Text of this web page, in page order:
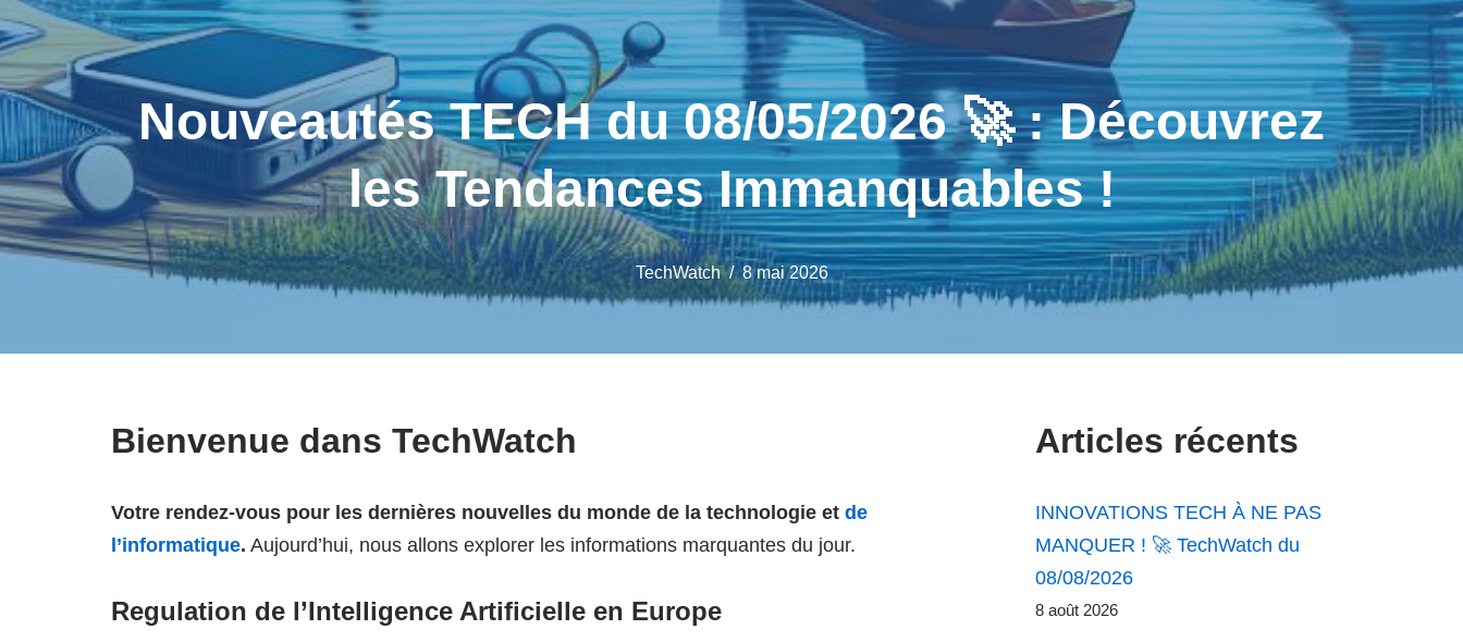
Nouveautés TECH du 08/05/2026 🚀 : Découvrez
les Tendances Immanquables !
TechWatch 8 mai 2026
Bienvenue dans TechWatch
Votre rendez-vous pour les dernières nouvelles du monde de la technologie et de
l’informatique. Aujourd’hui, nous allons explorer les informations marquantes du jour.
Regulation de l’Intelligence Artificielle en Europe
Articles récents
INNOVATIONS TECH À NE PAS
MANQUER ! 🚀 TechWatch du
08/08/2026
8 août 2026